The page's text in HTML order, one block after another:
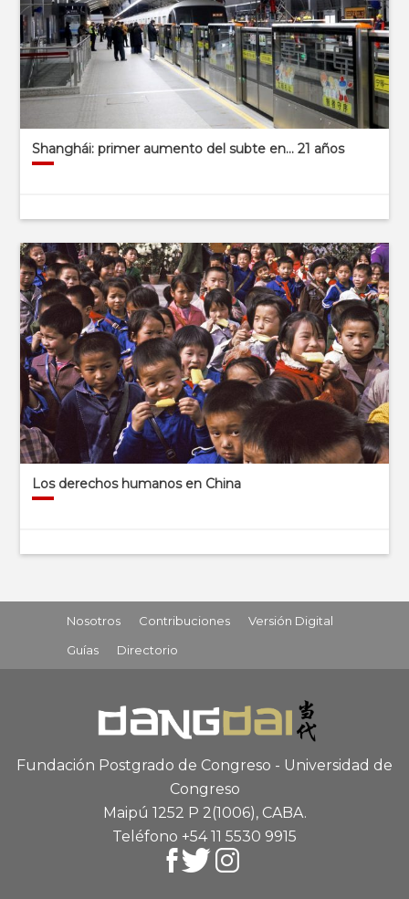
Shanghái: primer aumento del subte en… 21 años
Los derechos humanos en China
Nosotros Contribuciones
Versión Digital
Guías
Directorio
Fundación Postgrado de Congreso - Universidad de
Congreso
Maipú 1252 P 2(1006), CABA.
Teléfono +54 11 5530 9915